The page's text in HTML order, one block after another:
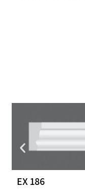
EX 186